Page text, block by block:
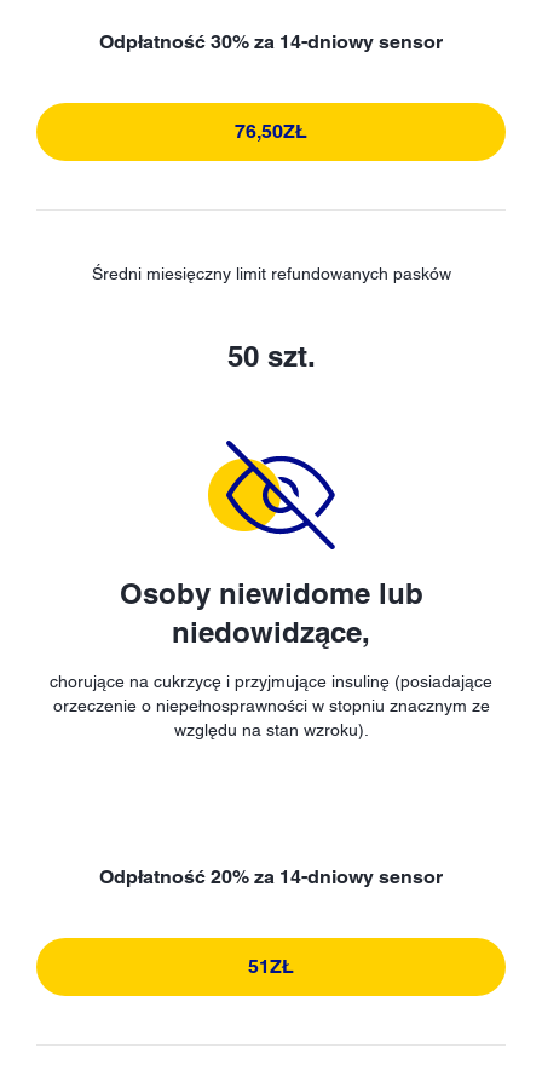
Odpłatność 30% za 14-dniowy sensor
76,50ZŁ
Średni miesięczny limit refundowanych pasków
50 szt.
Osoby niewidome lub
niedowidzące,
chorujące na cukrzycę i przyjmujące insulinę (posiadające
orzeczenie o niepełnosprawności w stopniu znacznym ze
względu na stan wzroku).
Odpłatność 20% za 14-dniowy sensor
51ZŁ